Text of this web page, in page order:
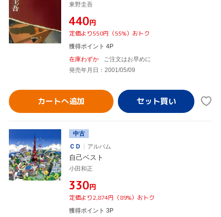
東野圭吾
¥440円
定価より550円（55%）おトク
獲得ポイント 4P
在庫わずか
ご注文はお早めに
発売年月日：2001/05/09
カートへ追加
中古
ＣＤ
アルバム
自己ベスト
小田和正
¥330円
定価より2,874円（89%）おトク
獲得ポイント 3P